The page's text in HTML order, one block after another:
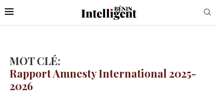
MOT CLÉ:
Rapport Amnesty International 2025-
2026